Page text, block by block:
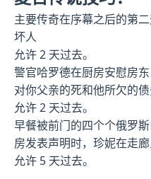
主要传奇在序幕之后的第二
坏人
允许 2 天过去。
警官哈罗德在厨房安慰房
对你父亲的死和他所欠的债
允许 2 天过去。
早餐被前门的四个个俄罗
房发表声明时，珍妮在走廊
允许 5 天过去。